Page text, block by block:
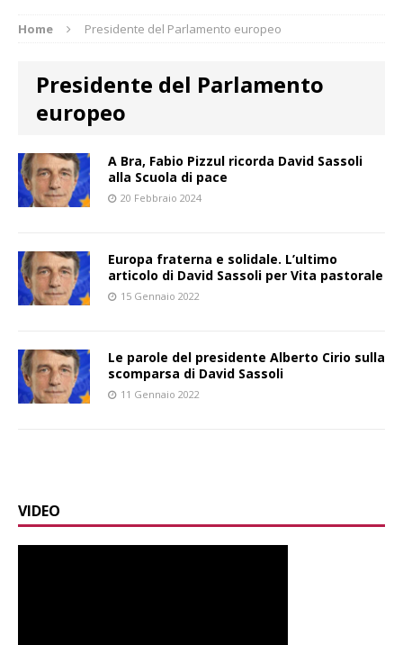
Home Presidente del Parlamento europeo
Presidente del Parlamento
europeo
A Bra, Fabio Pizzul ricorda David Sassoli
alla Scuola di pace
20 Febbraio 2024
Europa fraterna e solidale. L’ultimo
articolo di David Sassoli per Vita pastorale
15 Gennaio 2022
Le parole del presidente Alberto Cirio sulla
scomparsa di David Sassoli
11 Gennaio 2022
VIDEO